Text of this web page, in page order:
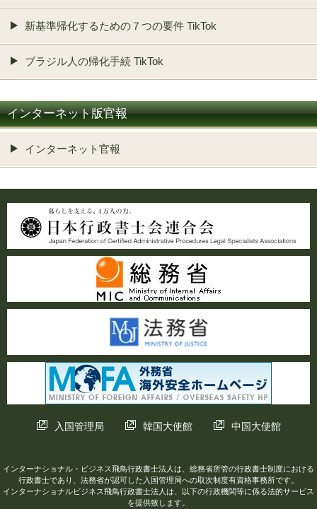
新基準帰化するための７つの要件 TikTok
ブラジル人の帰化手続 TikTok
インターネット版官報
インターネット官報
入国管理局 韓国大使館 中国大使館
インターナショナル・ビジネス飛鳥行政書士法人は、総務省所管の行政書士制度における
行政書士であり、法務省が認可した入国管理局への取次制度有資格事務所です。
インターナショナルビジネス飛鳥行政書士法人は、以下の行政機関等に係る法的サービス
を提供致します。